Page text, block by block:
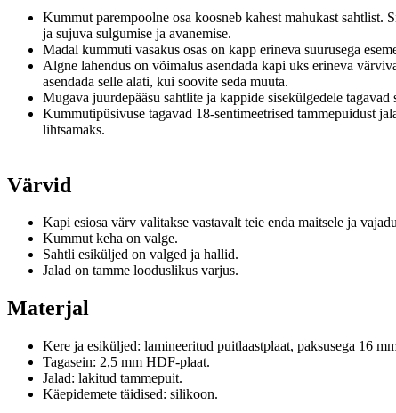
Kummut parempoolne osa koosneb kahest mahukast sahtlist.
ja sujuva sulgumise ja avanemise.
Madal kummuti vasakus osas on kapp erineva suurusega
Algne lahendus on võimalus asendada kapi uks erineva
asendada selle alati, kui soovite seda muuta.
Mugava juurdepääsu sahtlite ja kappide sisekülgedele
Kummutipüsivuse tagavad 18-sentimeetrised tammepuidust
lihtsamaks.
Värvid
Kapi esiosa värv valitakse vastavalt teie enda maitsele ja
Kummut keha on valge.
Sahtli esiküljed on valged ja hallid.
Jalad on tamme looduslikus varjus.
Materjal
Kere ja esiküljed: lamineeritud puitlaastplaat, paksusega 16
Tagasein: 2,5 mm HDF-plaat.
Jalad: lakitud tammepuit.
Käepidemete täidised: silikoon.